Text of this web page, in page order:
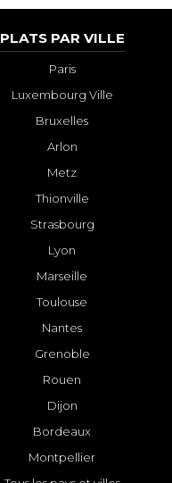
PLATS PAR VILLE
Paris
Luxembourg Ville
Bruxelles
Arlon
Metz
Thionville
Strasbourg
Lyon
Marseille
Toulouse
Nantes
Grenoble
Rouen
Dijon
Bordeaux
Montpellier